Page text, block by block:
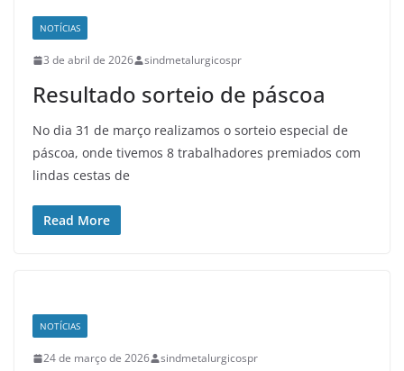
NOTÍCIAS
3 de abril de 2026 sindmetalurgicospr
Resultado sorteio de páscoa
No dia 31 de março realizamos o sorteio especial de
páscoa, onde tivemos 8 trabalhadores premiados com
lindas cestas de
Read More
NOTÍCIAS
24 de março de 2026 sindmetalurgicospr